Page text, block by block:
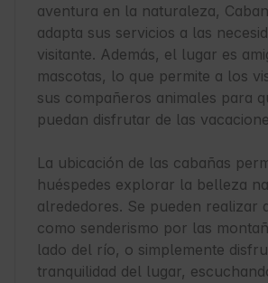
aventura en la naturaleza,
adapta sus servicios a las
visitante. Además, el lugar es
mascotas, lo que permite a los
sus compañeros animales para
puedan disfrutar de las
La ubicación de las cabañas
huéspedes explorar la belleza
alrededores. Se pueden realizar
como senderismo por las
lado del río, o simplemente
tranquilidad del lugar,